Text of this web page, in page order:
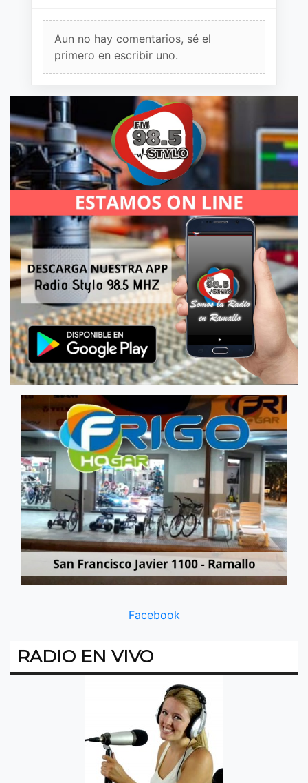
Aun no hay comentarios, sé el
primero en escribir uno.
Facebook
RADIO EN VIVO